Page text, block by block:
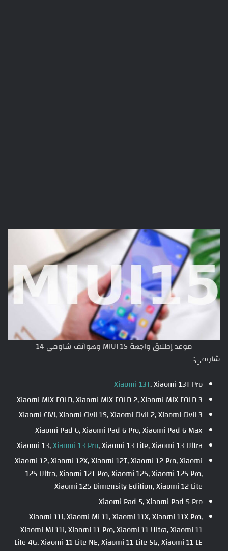
موعد إطلاق واجهة MIUI 15 وهواتف شاومي 14
شاومي:
Xiaomi 13T, Xiaomi 13T Pro
Xiaomi MIX FOLD, Xiaomi MIX FOLD 2, Xiaomi MIX FOLD 3
Xiaomi CIVI, Xiaomi Civil 1S, Xiaomi Civil 2, Xiaomi Civil 3
Xiaomi Pad 6, Xiaomi Pad 6 Pro, Xiaomi Pad 6 Max
Xiaomi 13,Xiaomi 13 Pro, Xiaomi 13 Lite, Xiaomi 13 Ultra
Xiaomi 12, Xiaomi 12X, Xiaomi 12T, Xiaomi 12 Pro, Xiaomi
12S Ultra, Xiaomi 12T Pro, Xiaomi 12S, Xiaomi 12S Pro,
Xiaomi 12S Dimensity Edition, Xiaomi 12 Lite
Xiaomi Pad 5, Xiaomi Pad 5 Pro
Xiaomi 11i, Xiaomi Mi 11, Xiaomi 11X, Xiaomi 11X Pro,
Xiaomi Mi 11i, Xiaomi 11 Pro, Xiaomi 11 Ultra, Xiaomi 11
Lite 4G, Xiaomi 11 Lite NE, Xiaomi 11 Lite 5G, Xiaomi 11 LE